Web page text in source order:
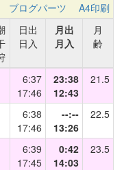
ブログパーツ
A4印刷
日出
日入
月出
月入
月
齢
6:37
17:46
23:38
12:43
21.5
6:38
17:46
--:--
13:26
22.5
6:39
17:45
0:42
14:03
23.5